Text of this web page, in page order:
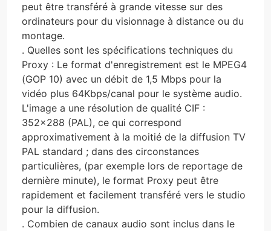
peut être transféré à grande vitesse sur des
ordinateurs pour du visionnage à distance ou du
montage.
. Quelles sont les spécifications techniques du
Proxy : Le format d'enregistrement est le MPEG4
(GOP 10) avec un débit de 1,5 Mbps pour la
vidéo plus 64Kbps/canal pour le système audio.
L'image a une résolution de qualité CIF :
352×288 (PAL), ce qui correspond
approximativement à la moitié de la diffusion TV
PAL standard ; dans des circonstances
particulières, (par exemple lors de reportage de
dernière minute), le format Proxy peut être
rapidement et facilement transféré vers le studio
pour la diffusion.
. Combien de canaux audio sont inclus dans le